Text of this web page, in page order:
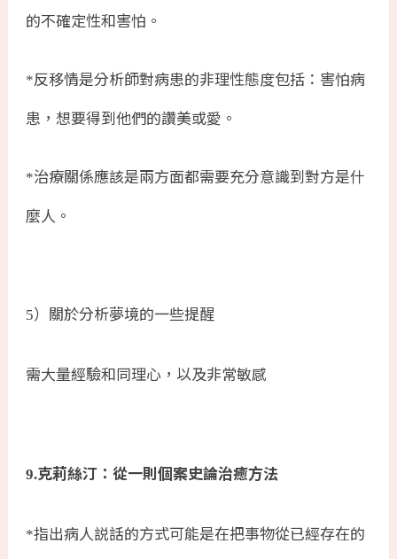
的不確定性和害怕。
*反移情是分析師對病患的非理性態度包括：害怕病
患，想要得到他們的讚美或愛。
*治療關係應該是兩方面都需要充分意識到對方是什
麼人。
5）關於分析夢境的一些提醒
需大量經驗和同理心，以及非常敏感
9.克莉絲汀：從一則個案史論治癒方法
*指出病人説話的方式可能是在把事物從已經存在的